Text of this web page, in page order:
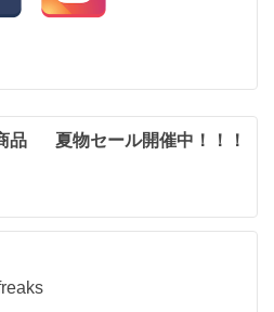
品
夏物セール開催中！！！